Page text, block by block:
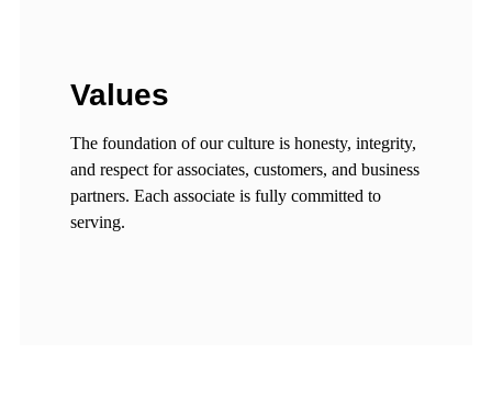
Values
The foundation of our culture is honesty, integrity,
and respect for associates, customers, and business
partners. Each associate is fully committed to
serving.